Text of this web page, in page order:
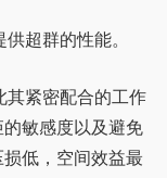
超群的性能。
其紧密配合的工作
敏感度以及避免
低，空间效益最